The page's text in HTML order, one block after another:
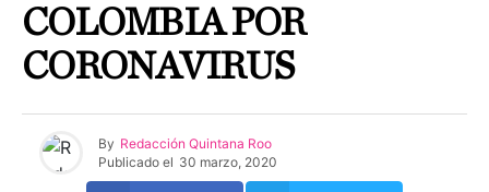
COLOMBIA POR
CORONAVIRUS
By Redacción Quintana Roo
Publicado el 30 marzo, 2020